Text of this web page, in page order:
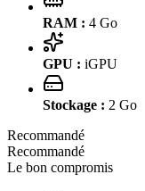
RAM : 4 Go
GPU : iGPU
Stockage : 2 Go
Recommandé
Recommandé
Le bon compromis